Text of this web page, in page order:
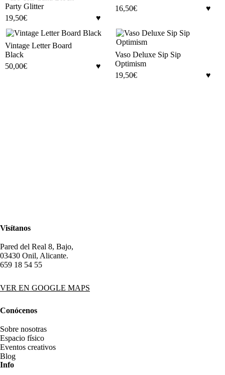
Party Glitter
19,50€
16,50€
Vintage Letter Board
Black
50,00€
Vaso Deluxe Sip Sip
Optimism
19,50€
Visítanos
Pared del Real 8, Bajo,
03430 Onil, Alicante.
659 18 54 55
VER EN GOOGLE MAPS
Conócenos
Sobre nosotras
Espacio físico
Eventos creativos
Blog
Info